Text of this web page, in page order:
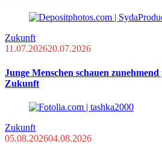
Zukunft
11.07.202620.07.2026
Junge Menschen schauen zunehmend
Zukunft
Zukunft
05.08.202604.08.2026